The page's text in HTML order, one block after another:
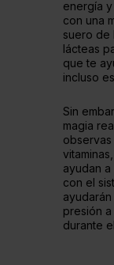
energía
con una
suero de
lácteas
que te
incluso
Sin
magia
observas
ayudan
con el
presión
durante